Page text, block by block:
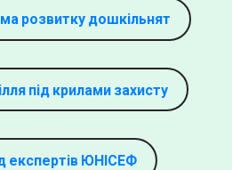
розвитку дошкільнят
під крилами захисту
експертів ЮНІСЕФ